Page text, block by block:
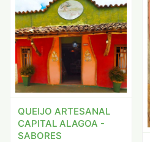
QUEIJO ARTESANAL
CAPITAL ALAGOA -
SABORES